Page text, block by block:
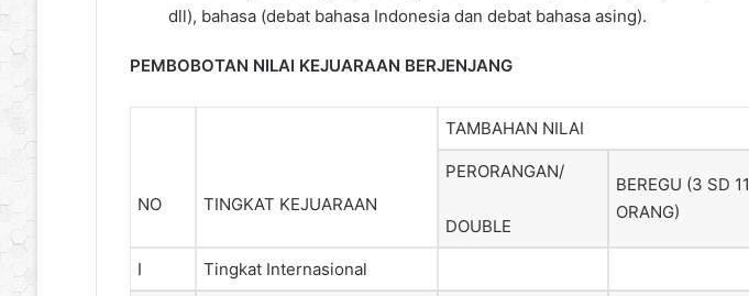
dll), bahasa (debat bahasa Indonesia dan debat bahasa asing).
PEMBOBOTAN NILAI KEJUARAAN BERJENJANG
NO TINGKAT KEJUARAAN
TAMBAHAN NILAI
PERORANGAN/
DOUBLE
BEREGU (3 SD 11
ORANG)
I Tingkat Internasional